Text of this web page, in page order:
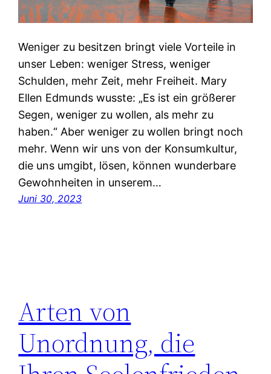
Weniger zu besitzen bringt viele Vorteile in
unser Leben: weniger Stress, weniger
Schulden, mehr Zeit, mehr Freiheit. Mary
Ellen Edmunds wusste: „Es ist ein größerer
Segen, weniger zu wollen, als mehr zu
haben.“ Aber weniger zu wollen bringt noch
mehr. Wenn wir uns von der Konsumkultur,
die uns umgibt, lösen, können wunderbare
Gewohnheiten in unserem…
Juni 30, 2023
Arten von
Unordnung, die